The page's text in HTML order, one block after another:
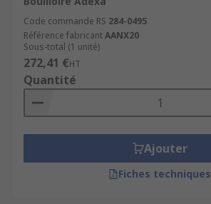
Code commande RS 284-0495
Référence fabricantAANX20
Sous-total (1 unité)
272,41 €HT
Quantité
Ajouter
Fiches techniques